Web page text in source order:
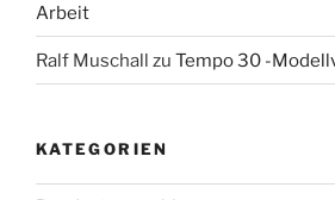
Arbeit
Ralf Muschall zu Tempo 30 -
KATEGORIEN